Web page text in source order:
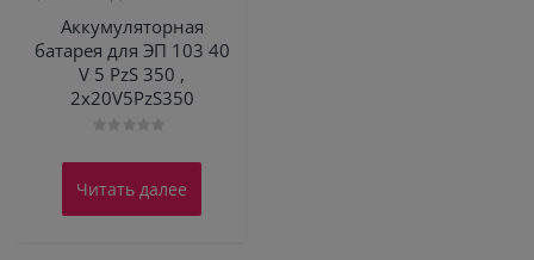
Аккумуляторная
батарея для ЭП 103 40
V 5 PzS 350 ,
2х20V5PzS350
0
5
Читать далее